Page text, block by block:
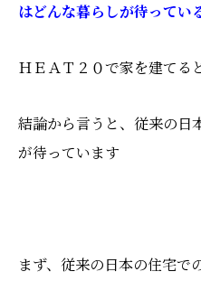
はどんな暮らしが待ってい
ＨＥＡＴ２０で家を建てる
結論から言うと、従来の日
が待っています
まず、従来の日本の住宅で